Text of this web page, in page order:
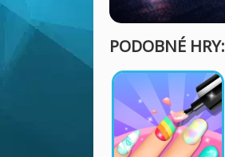
PODOBNÉ HRY: